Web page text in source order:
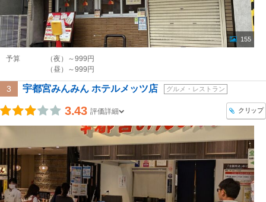
155
予算
（夜）～999円
（昼）～999円
3 宇都宮みんみん ホテルメッツ店 グルメ・レストラン
3.43 評価詳細 クリップ